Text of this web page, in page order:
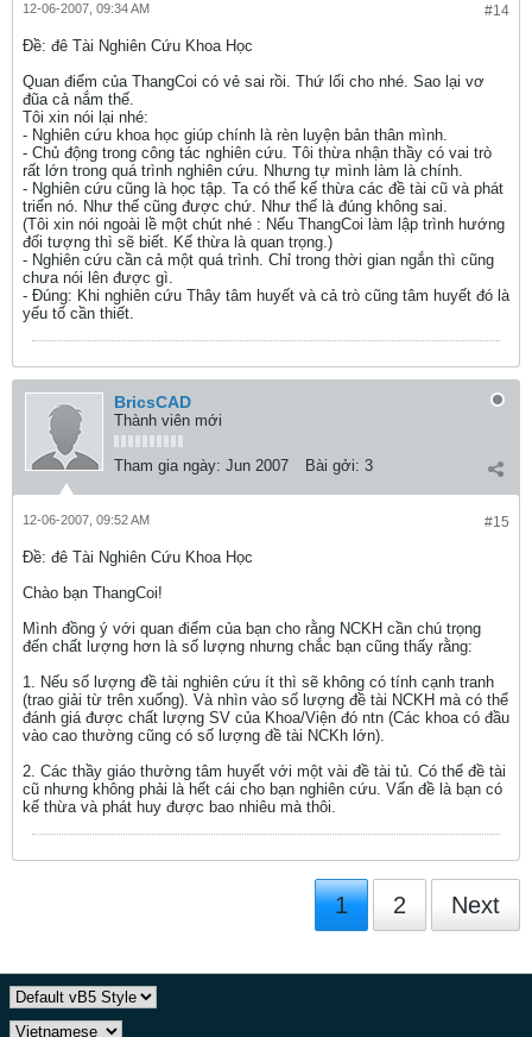
#14
12-06-2007, 09:34 AM
Ðề: đê Tài Nghiên Cứu Khoa Học
Quan điểm của ThangCoi có vẻ sai rồi. Thứ lối cho nhé. Sao lại vơ
đũa cả nắm thế.
Tôi xin nói lại nhé:
- Nghiên cứu khoa học giúp chính là rèn luyện bản thân mình.
- Chủ động trong công tác nghiên cứu. Tôi thừa nhận thầy có vai trò
rất lớn trong quá trình nghiên cứu. Nhưng tự mình làm là chính.
- Nghiên cứu cũng là học tập. Ta có thể kế thừa các đề tài cũ và phát
triển nó. Như thế cũng được chứ. Như thế là đúng không sai.
(Tôi xin nói ngoài lề một chút nhé : Nếu ThangCoi làm lập trình hướng
đối tượng thì sẽ biết. Kế thừa là quan trọng.)
- Nghiên cứu cần cả một quá trình. Chỉ trong thời gian ngắn thì cũng
chưa nói lên được gì.
- Đúng: Khi nghiên cứu Thây tâm huyết và cả trò cũng tâm huyết đó là
yếu tố cần thiết.
BricsCAD
Thành viên mới
Tham gia ngày: Jun 2007 Bài gởi: 3
#15
12-06-2007, 09:52 AM
Ðề: đê Tài Nghiên Cứu Khoa Học
Chào bạn ThangCoi!
Mình đồng ý với quan điểm của bạn cho rằng NCKH cần chú trọng
đến chất lượng hơn là số lượng nhưng chắc bạn cũng thấy rằng:
1. Nếu số lượng đề tài nghiên cứu ít thì sẽ không có tính cạnh tranh
(trao giải từ trên xuống). Và nhìn vào số lượng đề tài NCKH mà có thể
đánh giá được chất lượng SV của Khoa/Viện đó ntn (Các khoa có đầu
vào cao thường cũng có số lượng đề tài NCKh lớn).
2. Các thầy giáo thường tâm huyết với một vài đề tài tủ. Có thể đề tài
cũ nhưng không phải là hết cái cho bạn nghiên cứu. Vấn đề là bạn có
kế thừa và phát huy được bao nhiêu mà thôi.
1 2 Next